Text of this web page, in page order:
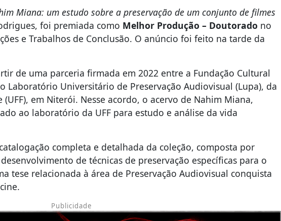
Miana: um estudo sobre a preservação de um conjunto de filmes
foi premiada como Melhor Produção – Doutorado no
e Trabalhos de Conclusão. O anúncio foi feito na tarde da
de uma parceria firmada em 2022 entre a Fundação Cultural
Laboratório Universitário de Preservação Audiovisual (Lupa), da
em Niterói. Nesse acordo, o acervo de Nahim Miana,
ao laboratório da UFF para estudo e análise da vida
completa e detalhada da coleção, composta por
de técnicas de preservação específicas para o
tese relacionada à área de Preservação Audiovisual conquista
Publicidade